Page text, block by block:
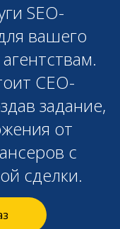
SEO-
вашего
СЕО-
задание,
от
с
сделки.